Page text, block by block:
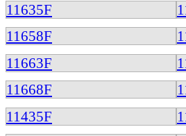
11635F
11658F
11663F
11668F
11435F